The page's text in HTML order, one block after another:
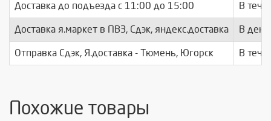
Доставка до подъезда c 11:00 до 15:00 В
Доставка я.маркет в ПВЗ, Сдэк, яндекс.доставка В день
Отправка Сдэк, Я.доставка - Тюмень, Югорск В
Похожие товары